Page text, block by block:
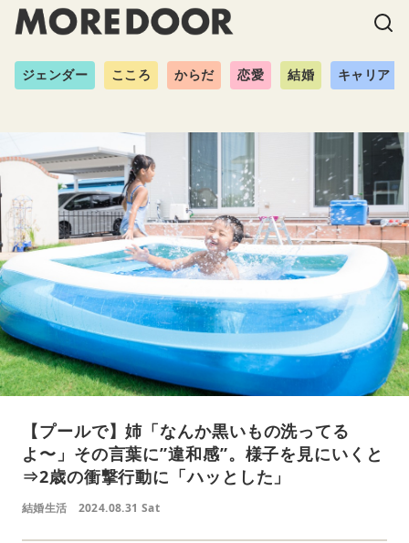
ジェンダー こころ からだ 恋愛 結婚 キャリア
【プールで】姉「なんか黒いもの洗ってる
よ〜」その言葉に”違和感”。様子を見にいくと
⇒2歳の衝撃行動に「ハッとした」
結婚生活 2024.08.31 Sat